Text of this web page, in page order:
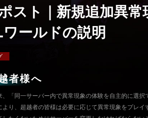
スト｜新規追加異常
ールドの説明
者様へ
「同一サーバー内で異常現象の体験を自主的に選
より、超越者の皆様は必要に応じて異常現象をプレ